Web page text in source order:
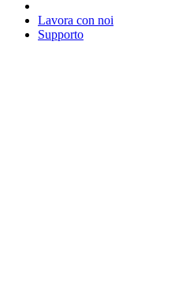
Lavora con noi
Supporto